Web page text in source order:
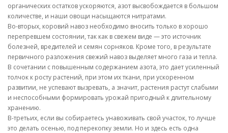
органических остатков ускоряются, азот высвобождается в большом
количестве, и наши овощи насыщаются нитратами.
Во-вторых, коровий навоз необходимо вносить только в хорошо
перепревшем состоянии, так как в свежем виде — это источник
болезней, вредителей и семян сорняков. Кроме того, в результате
первичного разложения свежий навоз выделяет много газа и тепла.
В сочетании с повышенным содержанием азота, это дает усиленный
толчок к росту растений, при этом их ткани, при ускоренном
развитии, не успевают вызревать, а значит, растения растут слабыми
и неспособными формировать урожай пригодный к длительному
хранению.
В-третьих, если вы собираетесь унавоживать свой участок, то лучше
это делать осенью, под перекопку земли. Но и здесь есть одна